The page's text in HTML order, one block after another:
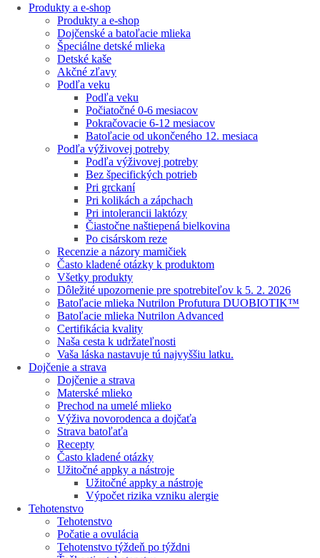
Produkty a e-shop
Produkty a e-shop
Dojčenské a batoľacie mlieka
Špeciálne detské mlieka
Detské kaše
Akčné zľavy
Podľa veku
Podľa veku
Počiatočné 0-6 mesiacov
Pokračovacie 6-12 mesiacov
Batoľacie od ukončeného 12. mesiaca
Podľa výživovej potreby
Podľa výživovej potreby
Bez špecifických potrieb
Pri grckaní
Pri kolikách a zápchach
Pri intolerancii laktózy
Čiastočne naštiepená bielkovina
Po cisárskom reze
Recenzie a názory mamičiek
Často kladené otázky k produktom
Všetky produkty
Dôležité upozornenie pre spotrebiteľov k 5. 2. 2026
Batoľacie mlieka Nutrilon Profutura DUOBIOTIK™
Batoľacie mlieka Nutrilon Advanced
Certifikácia kvality
Naša cesta k udržateľnosti
Vaša láska nastavuje tú najvyššiu latku.
Dojčenie a strava
Dojčenie a strava
Materské mlieko
Prechod na umelé mlieko
Výživa novorodenca a dojčaťa
Strava batoľaťa
Recepty
Často kladené otázky
Užitočné appky a nástroje
Užitočné appky a nástroje
Výpočet rizika vzniku alergie
Tehotenstvo
Tehotenstvo
Počatie a ovulácia
Tehotenstvo týždeň po týždni